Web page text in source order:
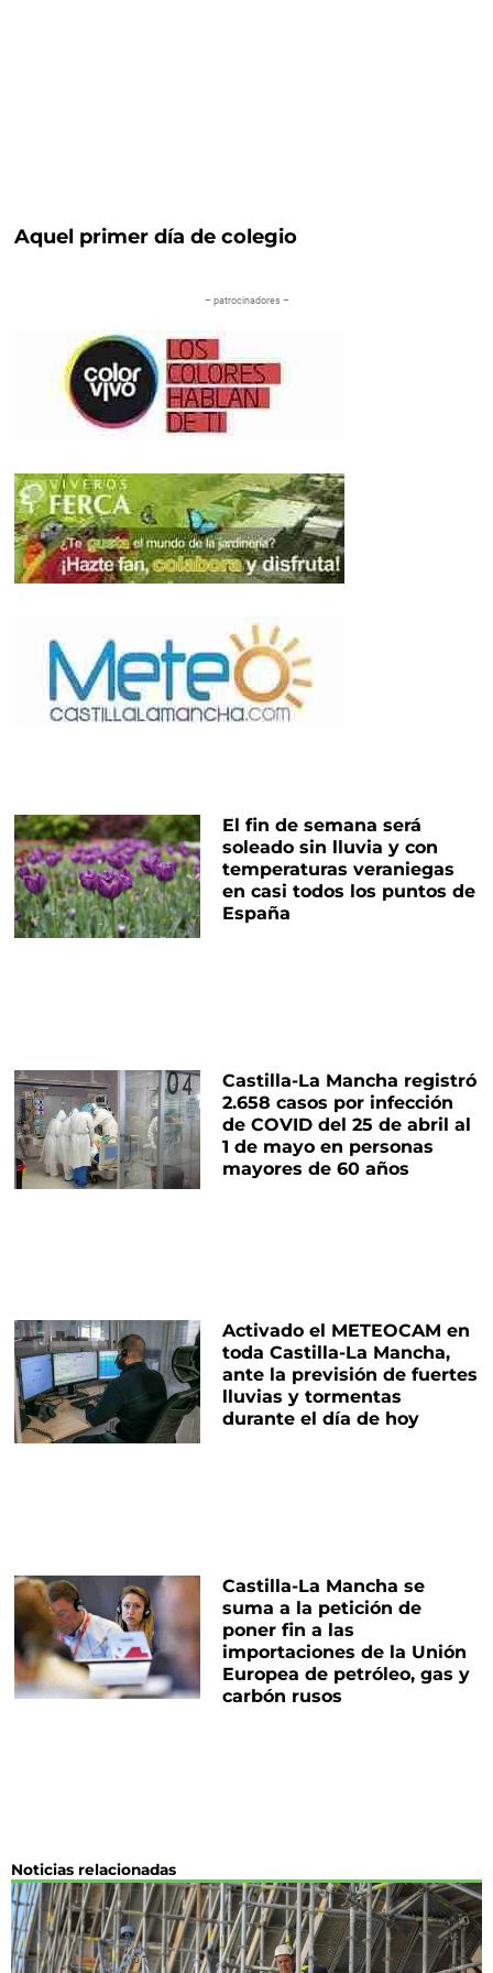
Aquel primer día de colegio
– patrocinadores –
El fin de semana será
soleado sin lluvia y con
temperaturas veraniegas
en casi todos los puntos de
España
Castilla-La Mancha registró
2.658 casos por infección
de COVID del 25 de abril al
1 de mayo en personas
mayores de 60 años
Activado el METEOCAM en
toda Castilla-La Mancha,
ante la previsión de fuertes
lluvias y tormentas
durante el día de hoy
Castilla-La Mancha se
suma a la petición de
poner fin a las
importaciones de la Unión
Europea de petróleo, gas y
carbón rusos
Noticias relacionadas